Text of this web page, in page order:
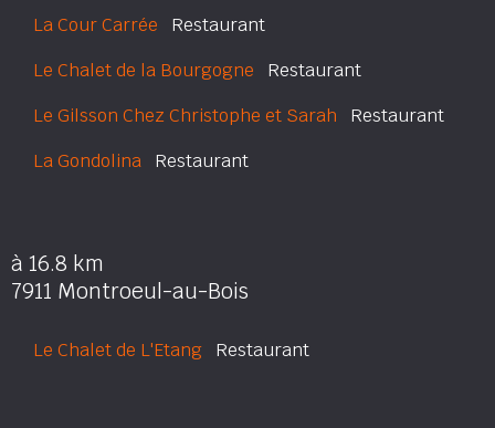
La Cour Carrée Restaurant
Le Chalet de la Bourgogne Restaurant
Le Gilsson Chez Christophe et Sarah Restaurant
La Gondolina Restaurant
à 16.8 km
7911 Montroeul-au-Bois
Le Chalet de L'Etang Restaurant